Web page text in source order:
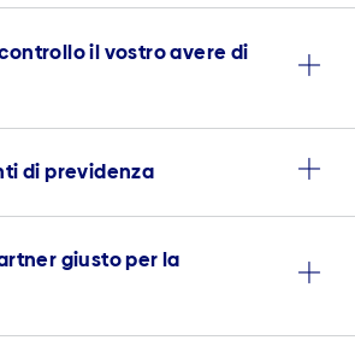
il vostro avere di
di previdenza
giusto per la